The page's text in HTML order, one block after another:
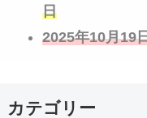
日
2025年10月19
カテゴリー